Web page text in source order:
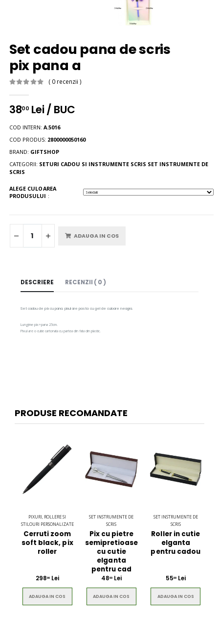
Set cadou pana de scris
pix pana a
( 0 recenzii )
3800 Lei / BUC
COD INTERN:A.5016
COD PRODUS: 2800000050160
BRAND: GIFTSHOP
CATEGORII: SETURI CADOU SI INSTRUMENTE SCRIS SET INSTRUMENTE DE
SCRIS
ALEGE CULOAREA
PRODUSULUI :
ADAUGA IN COS
DESCRIERE RECENZII ( 0 )
Set cadou de pix cu pana. pixul are pasta cu gel de culoare neagra.
Lungime pix+pana 25cm.
Pixul are o cutie cartonata cu partea din fata din plastic.
PRODUSE RECOMANDATE
PIXURI, ROLLERE SI
STILOURI PERSONALIZATE
Cerruti zoom
soft black, pix
roller
29800Lei
ADAUGA IN COS
SET INSTRUMENTE DE
SCRIS
Pix cu pietre
semipretioase
cu cutie
elganta
pentru cad
4800Lei
ADAUGA IN COS
SET INSTRUMENTE DE
SCRIS
Roller in cutie
elganta
pentru cadou
5500Lei
ADAUGA IN COS